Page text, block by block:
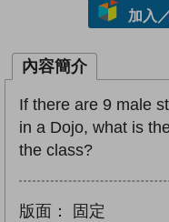
加入
內容簡介
If there are 9 male
in a Dojo, what is
the class?
版面： 固定